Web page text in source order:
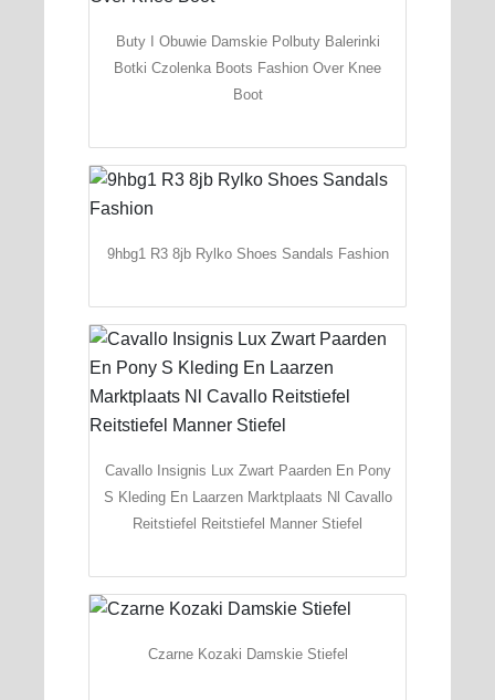
Buty I Obuwie Damskie Polbuty Balerinki
Botki Czolenka Boots Fashion Over Knee
Boot
9hbg1 R3 8jb Rylko Shoes Sandals Fashion
Cavallo Insignis Lux Zwart Paarden En Pony
S Kleding En Laarzen Marktplaats Nl Cavallo
Reitstiefel Reitstiefel Manner Stiefel
Czarne Kozaki Damskie Stiefel